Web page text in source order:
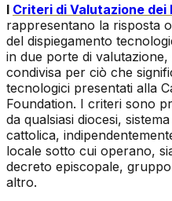
I Criteri di Valutazione dei
rappresentano la risposta
del dispiegamento
in due porte di
condivisa per ciò che
tecnologici presentati alla
Foundation. I criteri sono
da qualsiasi diocesi,
cattolica,
locale sotto cui operano,
decreto episcopale,
altro.